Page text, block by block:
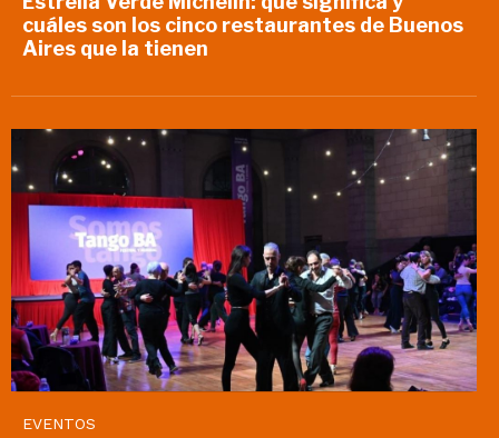
cuáles son los cinco restaurantes de Buenos
Aires que la tienen
EVENTOS